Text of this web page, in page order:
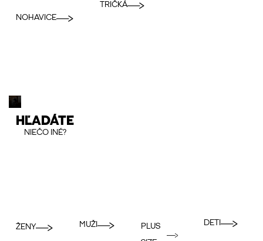
NOHAVICE
TRIČKÁ
HĽADÁTE
NIEČO INÉ?
ŽENY MUŽI
PLUS
DETI